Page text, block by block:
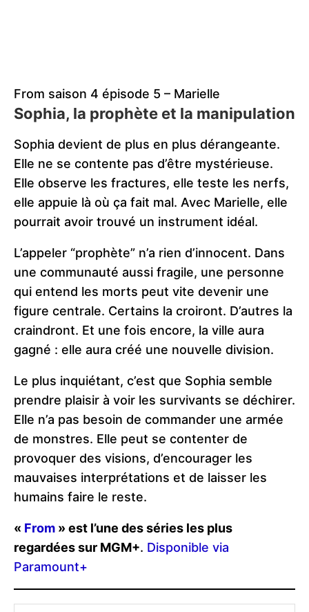
From saison 4 épisode 5 – Marielle
Sophia, la prophète et la manipulation
Sophia devient de plus en plus dérangeante.
Elle ne se contente pas d’être mystérieuse.
Elle observe les fractures, elle teste les nerfs,
elle appuie là où ça fait mal. Avec Marielle, elle
pourrait avoir trouvé un instrument idéal.
L’appeler “prophète” n’a rien d’innocent. Dans
une communauté aussi fragile, une personne
qui entend les morts peut vite devenir une
figure centrale. Certains la croiront. D’autres la
craindront. Et une fois encore, la ville aura
gagné : elle aura créé une nouvelle division.
Le plus inquiétant, c’est que Sophia semble
prendre plaisir à voir les survivants se déchirer.
Elle n’a pas besoin de commander une armée
de monstres. Elle peut se contenter de
provoquer des visions, d’encourager les
mauvaises interprétations et de laisser les
humains faire le reste.
« From » est l’une des séries les plus
regardées sur MGM+. Disponible via
Paramount+